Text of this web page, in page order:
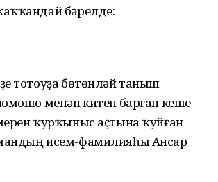
бәрелде:
тотоуҙа бөтөнләй таныш
менән китеп барған кеше
ҡурҡыныс аҫтына ҡуйған
исем-фамилияһы Ансар